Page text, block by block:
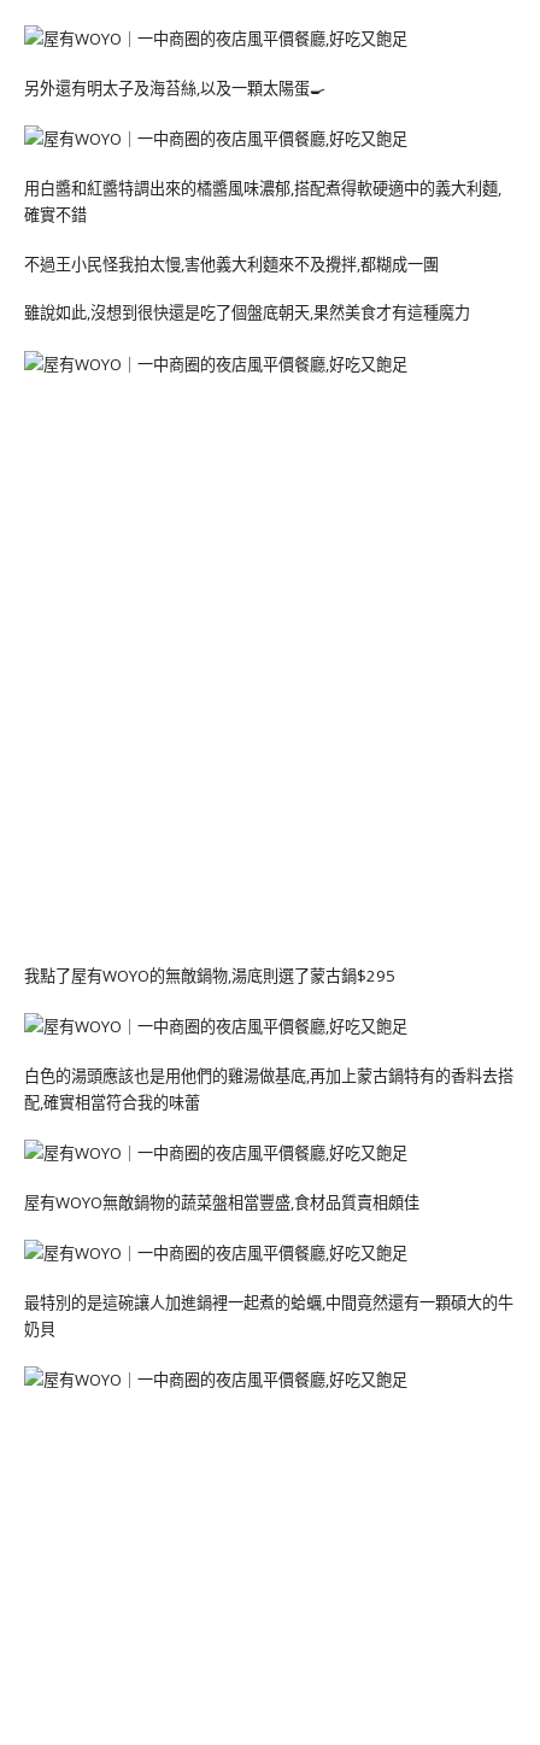
另外還有明太子及海苔絲,以及一顆太陽蛋🍳
用白醬和紅醬特調出來的橘醬風味濃郁,搭配煮得軟硬適中的義大利麵,
確實不錯
不過王小民怪我拍太慢,害他義大利麵來不及攪拌,都糊成一團
雖說如此,沒想到很快還是吃了個盤底朝天,果然美食才有這種魔力
我點了屋有WOYO的無敵鍋物,湯底則選了蒙古鍋$295
白色的湯頭應該也是用他們的雞湯做基底,再加上蒙古鍋特有的香料去搭
配,確實相當符合我的味蕾
屋有WOYO無敵鍋物的蔬菜盤相當豐盛,食材品質賣相頗佳
最特別的是這碗讓人加進鍋裡一起煮的蛤蠣,中間竟然還有一顆碩大的牛
奶貝